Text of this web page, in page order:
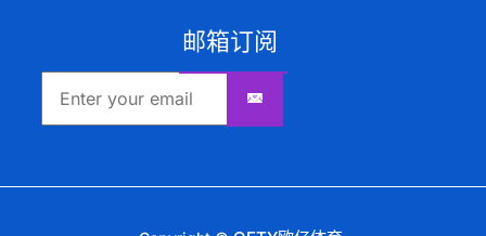
邮箱订阅